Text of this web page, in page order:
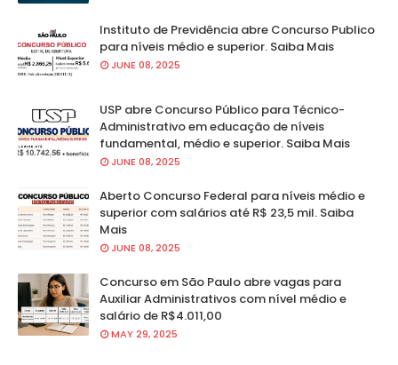
Instituto de Previdência abre Concurso Publico
para níveis médio e superior. Saiba Mais
JUNE 08, 2025
USP abre Concurso Público para Técnico-
Administrativo em educação de níveis
fundamental, médio e superior. Saiba Mais
JUNE 08, 2025
Aberto Concurso Federal para níveis médio e
superior com salários até R$ 23,5 mil. Saiba
Mais
JUNE 08, 2025
Concurso em São Paulo abre vagas para
Auxiliar Administrativos com nível médio e
salário de R$4.011,00
MAY 29, 2025